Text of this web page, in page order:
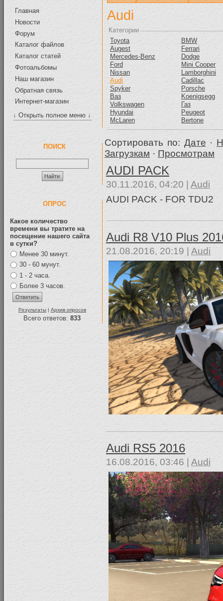
Главная
Новости
Форум
Каталог файлов
Каталог статей
Фотоальбомы
Наш магазин
Обратная связь
Интернет-магазин
↓ Открыть полное меню ↓
ПОИСК
ОПРОС
Какое количество
времени вы тратите на
посещение нашего сайта
в сутки?
Менее 30 минут.
30 - 60 мунут.
1 - 2 часа.
Более 3 часов.
Результаты | Архив опросов
Всего ответов:833
Audi
Категории
Toyota
BMW
Augest
Ferrari
Mercedes-Benz
Dodge
Ford
Mini Cooper
Nissan
Lamborghini
Audi
Cadillac
Spyker
Porsche
Ваз
Koenigsegg
Volkswagen
Газ
Hyundai
Peugeot
McLaren
Bertone
Сортировать по: Дате ·
Загрузкам · Просмотрам
AUDI PACK
30.11.2016, 04:20 | Audi
AUDI PACK - FOR TDU2
Audi R8 V10 Plus
21.08.2016, 20:19 | Audi
Audi RS5 2016
16.08.2016, 03:46 | Audi